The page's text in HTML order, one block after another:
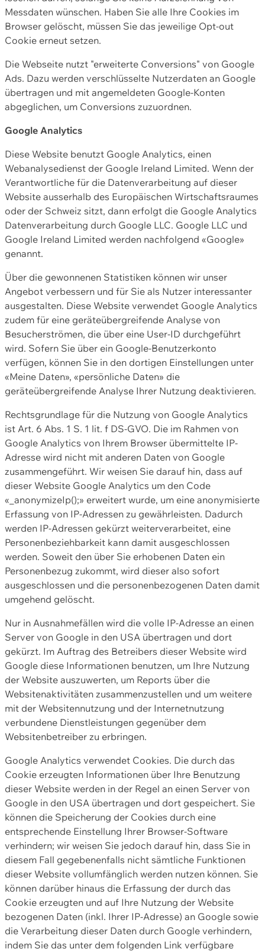
Messdaten wünschen. Haben Sie alle Ihre Cookies im
Browser gelöscht, müssen Sie das jeweilige Opt-out
Cookie erneut setzen.
Die Webseite nutzt "erweiterte Conversions" von Google
Ads. Dazu werden verschlüsselte Nutzerdaten an Google
übertragen und mit angemeldeten Google-Konten
abgeglichen, um Conversions zuzuordnen.
Google Analytics
Diese Website benutzt Google Analytics, einen
Webanalysedienst der Google Ireland Limited. Wenn der
Verantwortliche für die Datenverarbeitung auf dieser
Website ausserhalb des Europäischen Wirtschaftsraumes
oder der Schweiz sitzt, dann erfolgt die Google Analytics
Datenverarbeitung durch Google LLC. Google LLC und
Google Ireland Limited werden nachfolgend «Google»
genannt.
Über die gewonnenen Statistiken können wir unser
Angebot verbessern und für Sie als Nutzer interessanter
ausgestalten. Diese Website verwendet Google Analytics
zudem für eine geräteübergreifende Analyse von
Besucherströmen, die über eine User-ID durchgeführt
wird. Sofern Sie über ein Google-Benutzerkonto
verfügen, können Sie in den dortigen Einstellungen unter
«Meine Daten», «persönliche Daten» die
geräteübergreifende Analyse Ihrer Nutzung deaktivieren.
Rechtsgrundlage für die Nutzung von Google Analytics
ist Art. 6 Abs. 1 S. 1 lit. f DS-GVO. Die im Rahmen von
Google Analytics von Ihrem Browser übermittelte IP-
Adresse wird nicht mit anderen Daten von Google
zusammengeführt. Wir weisen Sie darauf hin, dass auf
dieser Website Google Analytics um den Code
«_anonymizeIp();» erweitert wurde, um eine anonymisierte
Erfassung von IP-Adressen zu gewährleisten. Dadurch
werden IP-Adressen gekürzt weiterverarbeitet, eine
Personenbeziehbarkeit kann damit ausgeschlossen
werden. Soweit den über Sie erhobenen Daten ein
Personenbezug zukommt, wird dieser also sofort
ausgeschlossen und die personenbezogenen Daten damit
umgehend gelöscht.
Nur in Ausnahmefällen wird die volle IP-Adresse an einen
Server von Google in den USA übertragen und dort
gekürzt. Im Auftrag des Betreibers dieser Website wird
Google diese Informationen benutzen, um Ihre Nutzung
der Website auszuwerten, um Reports über die
Websitenaktivitäten zusammenzustellen und um weitere
mit der Websitennutzung und der Internetnutzung
verbundene Dienstleistungen gegenüber dem
Websitenbetreiber zu erbringen.
Google Analytics verwendet Cookies. Die durch das
Cookie erzeugten Informationen über Ihre Benutzung
dieser Website werden in der Regel an einen Server von
Google in den USA übertragen und dort gespeichert. Sie
können die Speicherung der Cookies durch eine
entsprechende Einstellung Ihrer Browser-Software
verhindern; wir weisen Sie jedoch darauf hin, dass Sie in
diesem Fall gegebenenfalls nicht sämtliche Funktionen
dieser Website vollumfänglich werden nutzen können. Sie
können darüber hinaus die Erfassung der durch das
Cookie erzeugten und auf Ihre Nutzung der Website
bezogenen Daten (inkl. Ihrer IP-Adresse) an Google sowie
die Verarbeitung dieser Daten durch Google verhindern,
indem Sie das unter dem folgenden Link verfügbare